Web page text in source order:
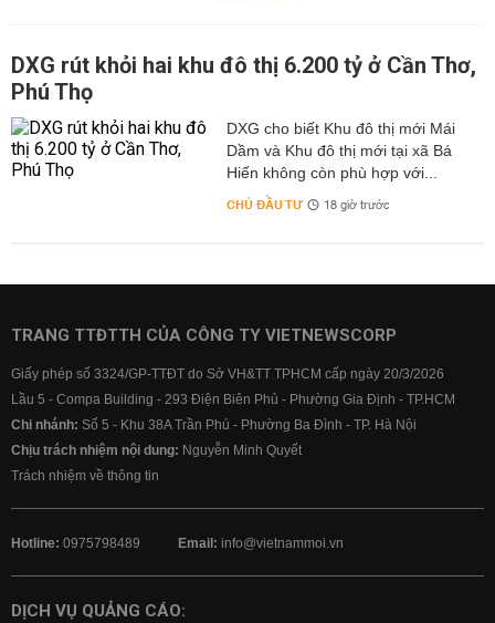
DXG rút khỏi hai khu đô thị 6.200 tỷ ở Cần Thơ,
Phú Thọ
DXG cho biết Khu đô thị mới Mái
Dầm và Khu đô thị mới tại xã Bá
Hiến không còn phù hợp với...
CHỦ ĐẦU TƯ 18 giờ trước
TRANG TTĐTTH CỦA CÔNG TY VIETNEWSCORP
Giấy phép số 3324/GP-TTĐT do Sở VH&TT TPHCM cấp ngày 20/3/2026
Lầu 5 - Compa Building - 293 Điện Biên Phủ - Phường Gia Định - TP.HCM
Chi nhánh: Số 5 - Khu 38A Trần Phú - Phường Ba Đình - TP. Hà Nội
Chịu trách nhiệm nội dung: Nguyễn Minh Quyết
Trách nhiệm về thông tin
Hotline: 0975798489 Email: info@vietnammoi.vn
DỊCH VỤ QUẢNG CÁO: